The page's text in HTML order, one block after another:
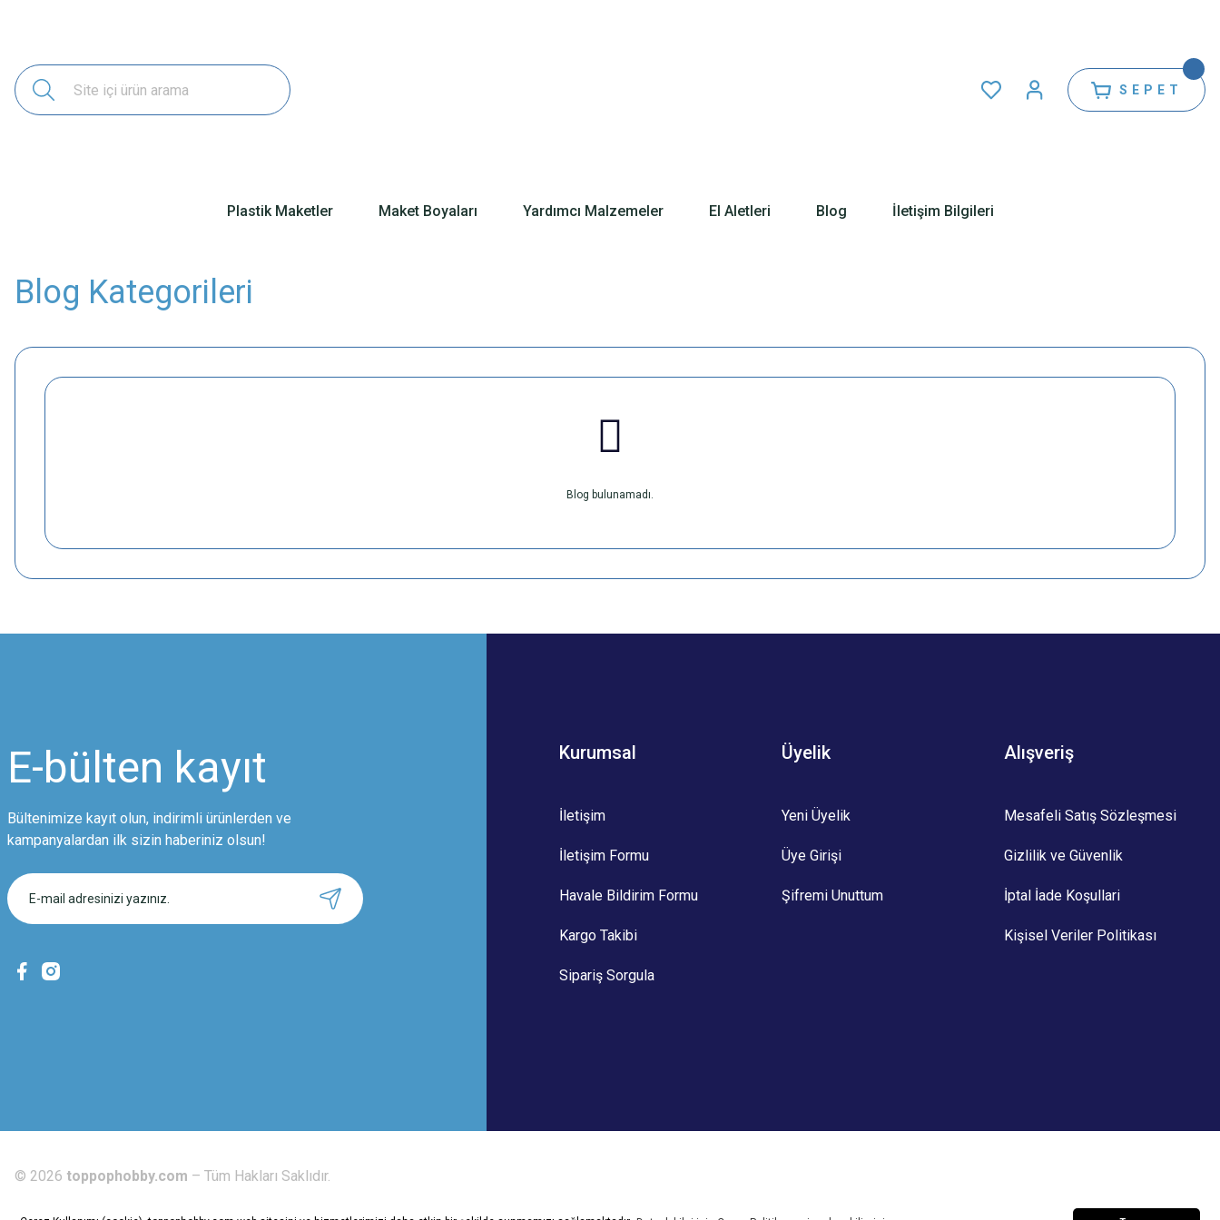
SEPET
Plastik Maketler Maket Boyaları Yardımcı Malzemeler El Aletleri Blog İletişim Bilgileri
Blog Kategorileri
Blog bulunamadı.
E-bülten kayıt
Bültenimize kayıt olun, indirimli ürünlerden ve
kampanyalardan ilk sizin haberiniz olsun!
Kurumsal
İletişim
İletişim Formu
Havale Bildirim Formu
Kargo Takibi
Sipariş Sorgula
Üyelik
Yeni Üyelik
Üye Girişi
Şifremi Unuttum
Alışveriş
Mesafeli Satış Sözleşmesi
Gizlilik ve Güvenlik
İptal İade Koşullari
Kişisel Veriler Politikası
© 2026 toppophobby.com – Tüm Hakları Saklıdır.